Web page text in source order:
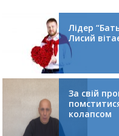
Лідер
Лисий
За свій
колапсом